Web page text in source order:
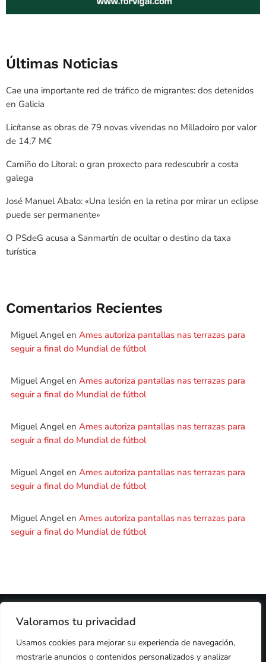
Valoramos tu privacidad
Usamos cookies para mejorar su experiencia de navegación,
mostrarle anuncios o contenidos personalizados y analizar
Últimas Noticias
Cae una importante red de tráfico de migrantes: dos detenidos
en Galicia
Licítanse as obras de 79 novas vivendas no Milladoiro por valor
de 14,7 M€
Camiño do Litoral: o gran proxecto para redescubrir a costa
galega
José Manuel Abalo: «Una lesión en la retina por mirar un eclipse
puede ser permanente»
O PSdeG acusa a Sanmartín de ocultar o destino da taxa
turística
Comentarios Recientes
Miguel Angelen Ames autoriza pantallas nas terrazas para
seguir a final do Mundial de fútbol
Miguel Angelen Ames autoriza pantallas nas terrazas para
seguir a final do Mundial de fútbol
Miguel Angelen Ames autoriza pantallas nas terrazas para
seguir a final do Mundial de fútbol
Miguel Angelen Ames autoriza pantallas nas terrazas para
seguir a final do Mundial de fútbol
Miguel Angelen Ames autoriza pantallas nas terrazas para
seguir a final do Mundial de fútbol
2024 © PROPIEDAD DEDEZASETE MEDIA SL
COOKIES
AVISO LEGAL